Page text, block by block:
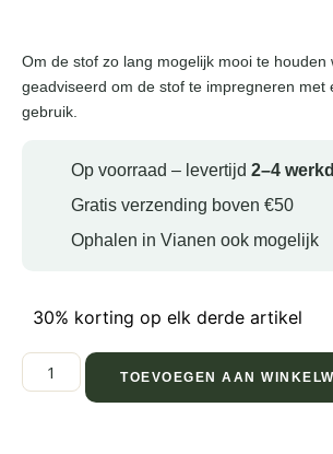
Om de stof zo lang mogelijk mooi te houden
geadviseerd om de stof te impregneren met
gebruik.
Op voorraad – levertijd 2–4
Gratis verzending boven €50
Ophalen in Vianen ook mogelijk
30% korting op elk derde artikel
TOEVOEGEN AAN